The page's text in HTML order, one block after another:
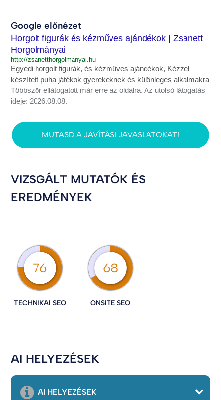
Google előnézet
Horgolt figurák és kézműves ajándékok | Zsanett
Horgolmányai
http://zsanetthorgolmanyai.hu
Egyedi horgolt figurák, és kézműves ajándékok, Kézzel
készített puha játékok gyerekeknek és különleges alkalmakra
Többször ellátogatott már erre az oldalra. Az utolsó látogatás
ideje: 2026.08.08.
MUTASD A JAVÍTÁSI JAVASLATOKAT!
VIZSGÁLT MUTATÓK ÉS
EREDMÉNYEK
76
TECHNIKAI SEO
68
ONSITE SEO
AI HELYEZÉSEK
AI HELYEZÉSEK